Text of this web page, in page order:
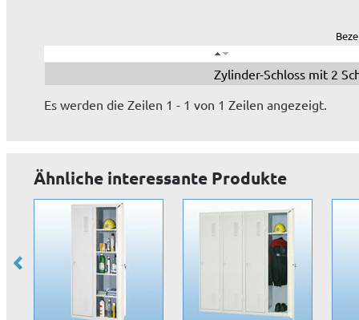
Zylinder-Schloss mit 2
Es werden die Zeilen 1 - 1 von 1 Zeilen angezeigt.
Ähnliche interessante Produkte